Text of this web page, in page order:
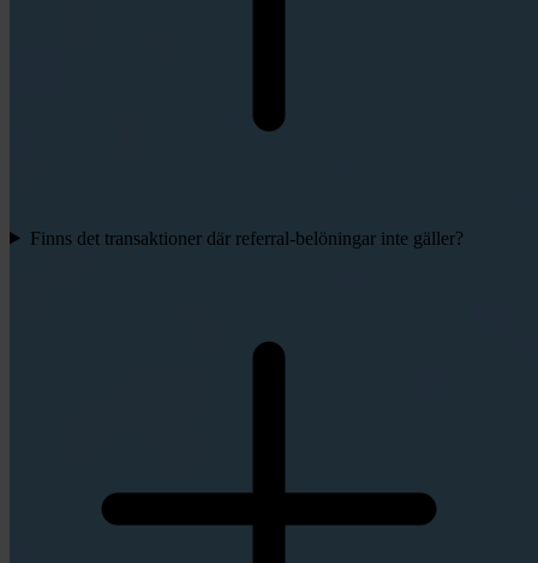
Finns det transaktioner där referral-belöningar inte gäller?